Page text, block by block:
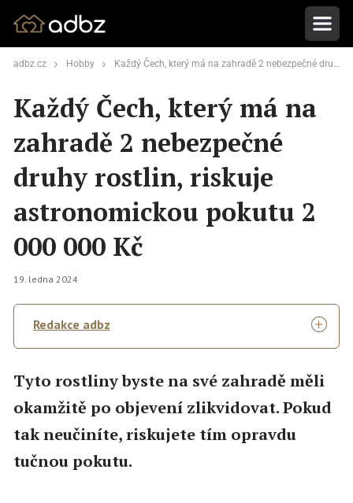
adbz.cz Hobby Každý Čech, který má na zahradě 2 nebezpečné druhy rostlin, riskuje astronomickou pokutu 2 000 000 Kč
Každý Čech, který má na
zahradě 2 nebezpečné
druhy rostlin, riskuje
astronomickou pokutu 2
000 000 Kč
19. ledna 2024
Redakce adbz
Tyto rostliny byste na své zahradě měli
okamžitě po objevení zlikvidovat. Pokud
tak neučiníte, riskujete tím opravdu
tučnou pokutu.